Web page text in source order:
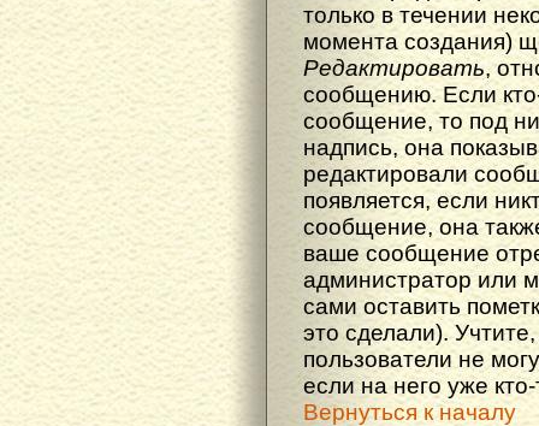
только в течении
момента создания)
Редактировать,
сообщению. Если
сообщение, то под
надпись, она
редактировали
появляется, если
сообщение, она
ваше сообщение
администратор или
сами оставить
это сделали).
пользователи не
если на него уже
Вернуться к началу